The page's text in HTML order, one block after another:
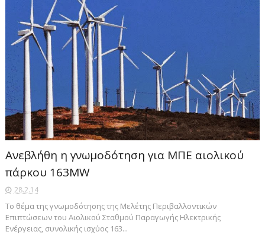
Ανεβλήθη η γνωμοδότηση για ΜΠΕ αιολικού
πάρκου 163MW
28.2.14
Το θέμα της γνωμοδότησης της Μελέτης Περιβαλλοντικών
Επιπτώσεων του Αιολικού Σταθμού Παραγωγής Ηλεκτρικής
Ενέργειας, συνολικής ισχύος 163...